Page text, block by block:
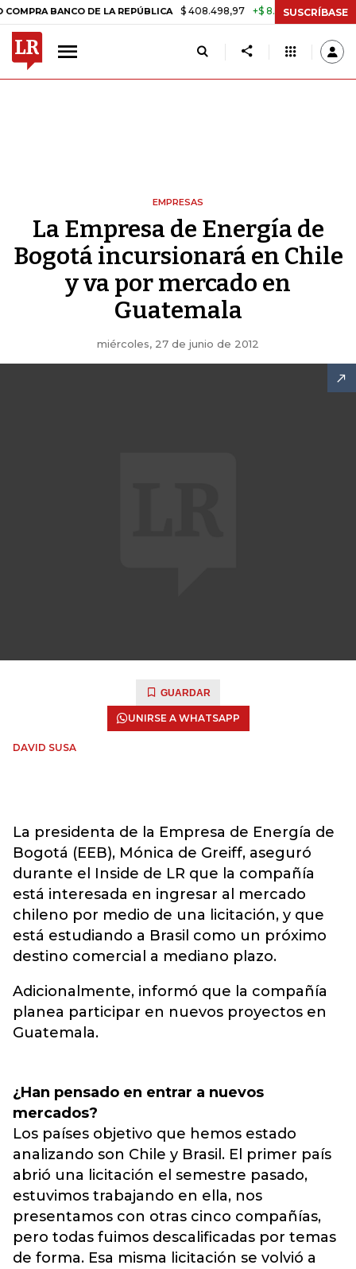
BANCO DE LA REPÚBLICA $ 408.498,97 +$ 8.753,81 +2,19%
SUSCRÍBASE
EMPRESAS
La Empresa de Energía de
Bogotá incursionará en Chile
y va por mercado en
Guatemala
miércoles, 27 de junio de 2012
GUARDAR
UNIRSE A WHATSAPP
DAVID SUSA
La presidenta de la Empresa de Energía de
Bogotá (EEB), Mónica de Greiff, aseguró
durante el Inside de LR que la compañía
está interesada en ingresar al mercado
chileno por medio de una licitación, y que
está estudiando a Brasil como un próximo
destino comercial a mediano plazo.
Adicionalmente, informó que la compañía
planea participar en nuevos proyectos en
Guatemala.
¿Han pensado en entrar a nuevos
mercados?
Los países objetivo que hemos estado
analizando son Chile y Brasil. El primer país
abrió una licitación el semestre pasado,
estuvimos trabajando en ella, nos
presentamos con otras cinco compañías,
pero todas fuimos descalificadas por temas
de forma. Esa misma licitación se volvió a